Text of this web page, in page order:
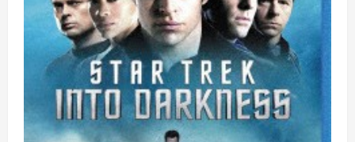
ィ
ス
ク）
に
つ
い
て
さ
ら
に
読
む